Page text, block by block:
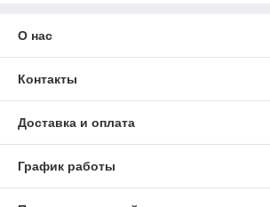
О нас
Контакты
Доставка и оплата
График работы